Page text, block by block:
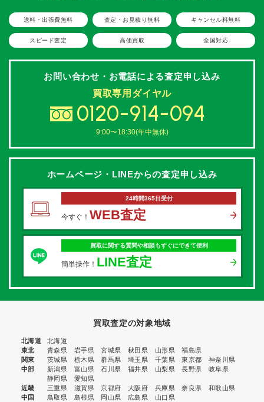
送料・出張費無料 査定・お見積り無料 キャンセル料無料
スピード査定 高価買取 全国対応
お問い合わせ・お電話による査定申し込み
買取専用ダイヤル
0120-914-094
9:00〜18:30(年中無休)
ホームページ・LINEからの査定申し込み
24時間365日受付
今すぐ！ WEB査定
買取に関する質問や相談もすぐにできて便利
簡単操作！ LINE査定
買取査定の対象地域
北海道
北海道
東北
青森県 岩手県 宮城県 秋田県 山形県
福島県
関東
茨城県 栃木県 群馬県 埼玉県 千葉県 東京都
神奈川県
中部
新潟県 富山県 石川県 福井県 山梨県 長野県
岐阜県
静岡県
愛知県
近畿
三重県 滋賀県 京都府 大阪府 兵庫県 奈良県
和歌山県
中国
鳥取県 島根県 岡山県 広島県
山口県